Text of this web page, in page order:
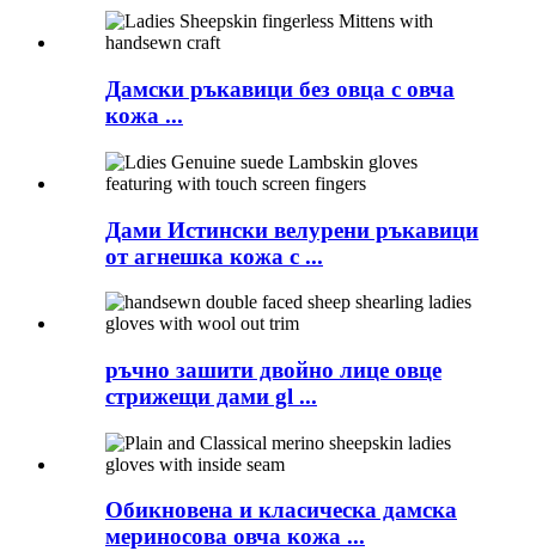
Дамски ръкавици без овца с овча
кожа ...
Дами Истински велурени ръкавици
от агнешка кожа с ...
ръчно зашити двойно лице овце
стрижещи дами gl ...
Обикновена и класическа дамска
мериносова овча кожа ...